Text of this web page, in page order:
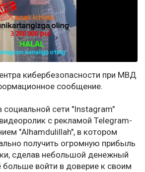
кибербезопасности при МВД
сообщение.
социальной сети "Instagram"
с рекламой Telegram-
"Alhamdulillah", в котором
получить огромную прибыль
сделав небольшой денежный
войти в доверие к своим